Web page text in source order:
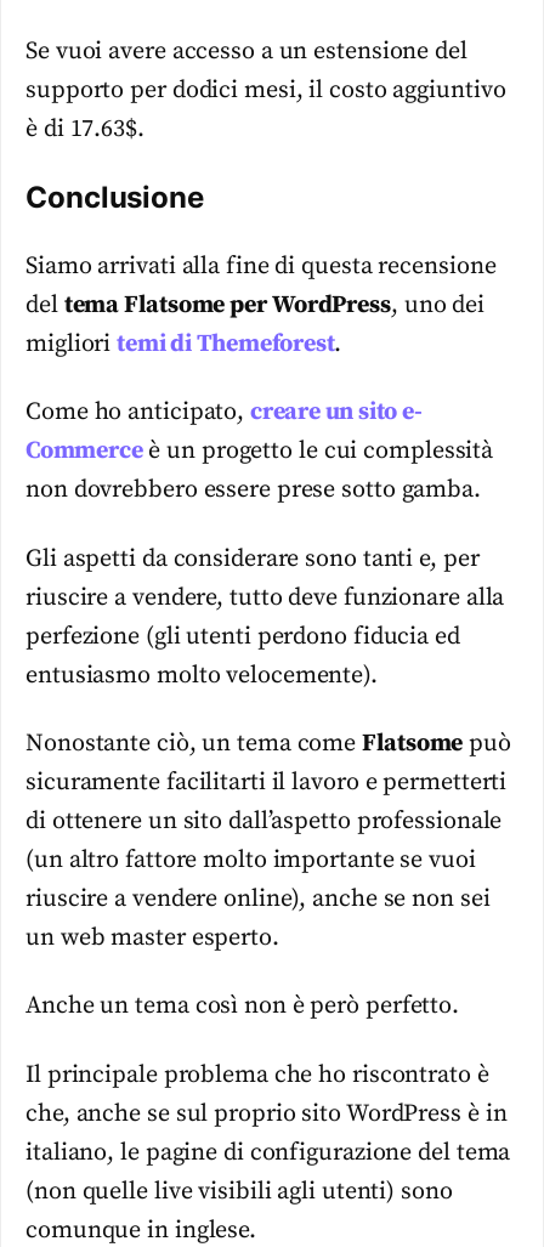
Se vuoi avere accesso a un estensione del
supporto per dodici mesi, il costo aggiuntivo
è di 17.63$.
Conclusione
Siamo arrivati alla fine di questa recensione
del tema Flatsome per WordPress, uno dei
miglioritemi di Themeforest.
Come ho anticipato, creare un sito e-
Commerceè un progetto le cui complessità
non dovrebbero essere prese sotto gamba.
Gli aspetti da considerare sono tanti e, per
riuscire a vendere, tutto deve funzionare alla
perfezione (gli utenti perdono fiducia ed
entusiasmo molto velocemente).
Nonostante ciò, un tema comeFlatsome può
sicuramente facilitarti il lavoro e permetterti
di ottenere un sito dall’aspetto professionale
(un altro fattore molto importante se vuoi
riuscire a vendere online), anche se non sei
un web master esperto.
Anche un tema così non è però perfetto.
Il principale problema che ho riscontrato è
che, anche se sul proprio sito WordPress è in
italiano, le pagine di configurazione del tema
(non quelle live visibili agli utenti) sono
comunque in inglese.